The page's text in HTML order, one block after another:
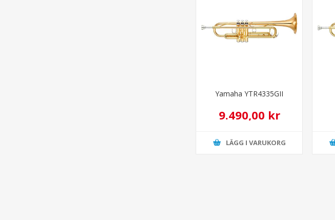
Yamaha YTR4335GII
9.490,00 kr
LÄGG I VARUKORG